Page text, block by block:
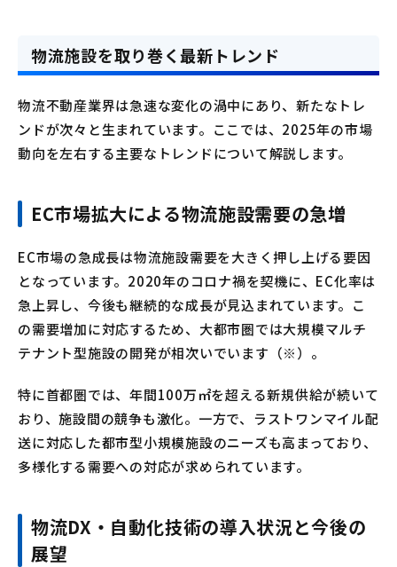
物流施設を取り巻く最新トレンド
物流不動産業界は急速な変化の渦中にあり、新たなトレ
ンドが次々と生まれています。ここでは、2025年の市場
動向を左右する主要なトレンドについて解説します。
EC市場拡大による物流施設需要の急増
EC市場の急成長は物流施設需要を大きく押し上げる要因
となっています。2020年のコロナ禍を契機に、EC化率は
急上昇し、今後も継続的な成長が見込まれています。こ
の需要増加に対応するため、大都市圏では大規模マルチ
テナント型施設の開発が相次いでいます（※）。
特に首都圏では、年間100万㎡を超える新規供給が続いて
おり、施設間の競争も激化。一方で、ラストワンマイル配
送に対応した都市型小規模施設のニーズも高まっており、
多様化する需要への対応が求められています。
物流DX・自動化技術の導入状況と今後の
展望